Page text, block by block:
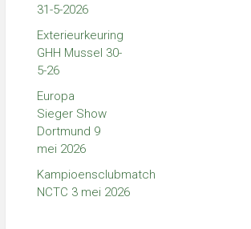
31-5-2026
Exterieurkeuring
GHH Mussel 30-
5-26
Europa
Sieger Show
Dortmund 9
mei 2026
Kampioensclubmatch
NCTC 3 mei 2026